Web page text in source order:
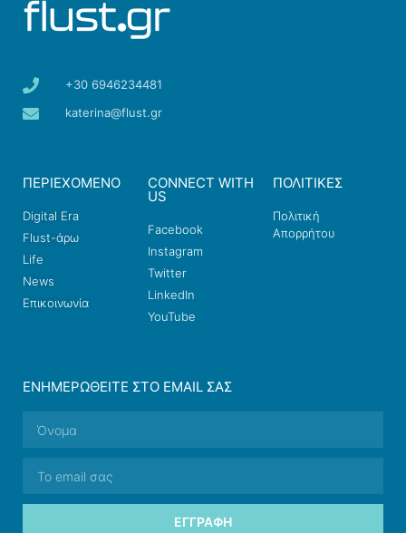
+30 6946234481
katerina@flust.gr
ΠΕΡΙΕΧΟΜΕΝΟ
Digital Era
Flust-άρω
Life
News
Επικοινωνία
CONNECT WITH
US
Facebook
Instagram
Twitter
LinkedIn
YouTube
ΠΟΛΙΤΙΚΕΣ
Πολιτική
Απορρήτου
ΕΝΗΜΕΡΩΘΕΊΤΕ ΣΤΟ EMAIL ΣΑΣ
ΕΓΓΡΑΦΉ